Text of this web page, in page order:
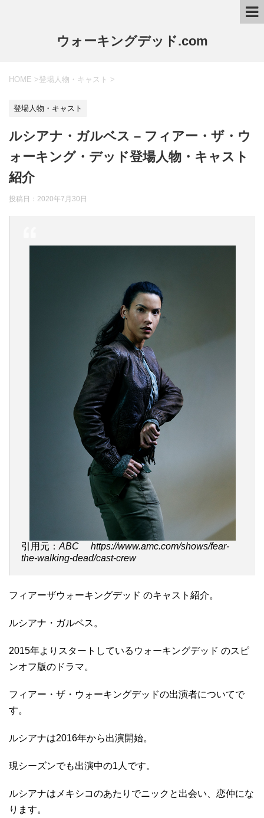
ウォーキングデッド.com
HOME >登場人物・キャスト >
登場人物・キャスト
ルシアナ・ガルベス – フィアー・ザ・ウ
ォーキング・デッド登場人物・キャスト
紹介
投稿日： 2020年7月30日
引用元： ABC https://www.amc.com/shows/fear-
the-walking-dead/cast-crew
フィアーザウォーキングデッド のキャスト紹介。
ルシアナ・ガルベス。
2015年よりスタートしているウォーキングデッド のスピ
ンオフ版のドラマ。
フィアー・ザ・ウォーキングデッドの出演者についてで
す。
ルシアナは2016年から出演開始。
現シーズンでも出演中の1人です。
ルシアナはメキシコのあたりでニックと出会い、恋仲にな
ります。